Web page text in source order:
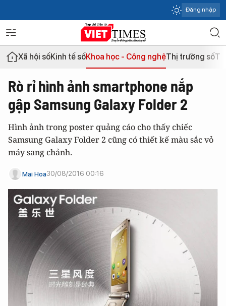
Đăng nhập
Xã hội sốKinh tế sốKhoa học - Công nghệThị trường số
Rò rỉ hình ảnh smartphone nắp
gập Samsung Galaxy Folder 2
Hình ảnh trong poster quảng cáo cho thấy chiếc
Samsung Galaxy Folder 2 cũng có thiết kế màu sắc vỏ
máy sang chảnh.
Mai Hoa30/08/2016 00:16